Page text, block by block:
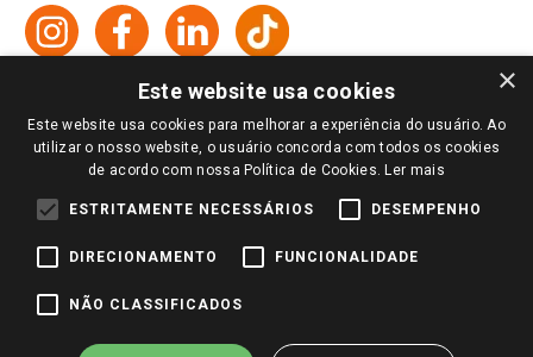
Televendas
Perguntas frequentes
Trabalhe Conosco
Identidade Visual
Formas de Pagamento
Políticas de entrega
Trocas e Devoluções
Giassi
Vendas Online
Redes Sociais
Pagamento e Segurança
×
Este website usa cookies
Este website usa cookies para melhorar a experiência do usuário. Ao
utilizar o nosso website, o usuário concorda com todos os cookies
de acordo com nossa Política de Cookies. Ler mais
ESTRITAMENTE NECESSÁRIOS DESEMPENHO
DIRECIONAMENTO FUNCIONALIDADE
NÃO CLASSIFICADOS